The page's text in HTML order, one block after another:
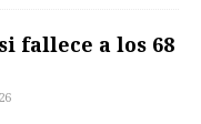
fallece a los 68